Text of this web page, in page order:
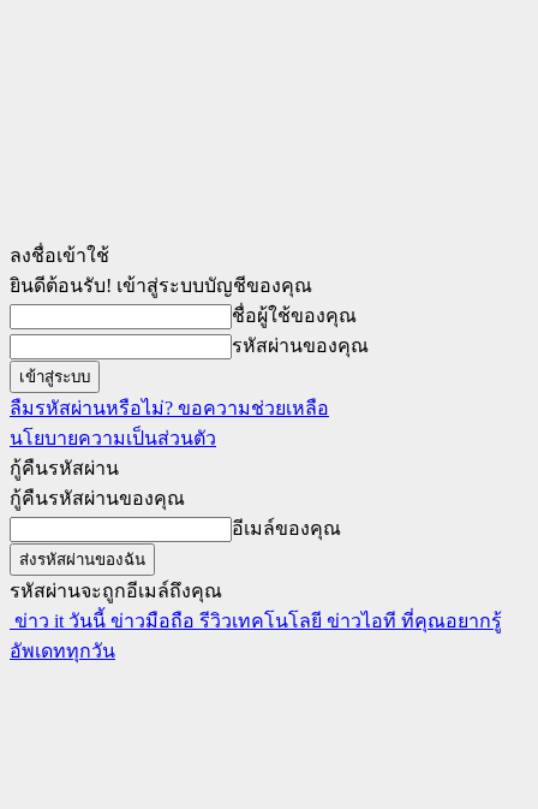
ลงชื่อเข้าใช้
ยินดีต้อนรับ! เข้าสู่ระบบบัญชีของคุณ
ชื่อผู้ใช้ของคุณ
รหัสผ่านของคุณ
ลืมรหัสผ่านหรือไม่? ขอความช่วยเหลือ
นโยบายความเป็นส่วนตัว
กู้คืนรหัสผ่าน
กู้คืนรหัสผ่านของคุณ
อีเมล์ของคุณ
รหัสผ่านจะถูกอีเมล์ถึงคุณ
ข่าว it วันนี้ ข่าวมือถือ รีวิวเทคโนโลยี ข่าวไอที ที่คุณอยากรู้
อัพเดททุกวัน